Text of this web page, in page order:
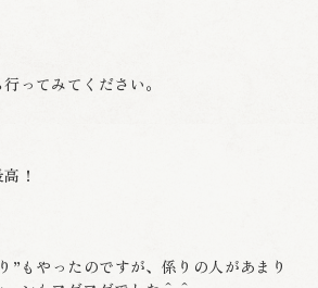
ってみてください。
！
”もやったのですが、係りの人があまり